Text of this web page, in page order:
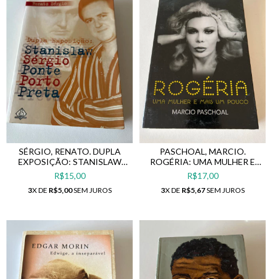
SÉRGIO, RENATO. DUPLA
EXPOSIÇÃO: STANISLAW
SÉRGIO PONTE PORTO
PRETA
R$15,00
3X DE R$5,00SEM JUROS
PASCHOAL, MARCIO.
ROGÉRIA: UMA MULHER E
MAIS UM POUCO
R$17,00
3X DE R$5,67SEM JUROS